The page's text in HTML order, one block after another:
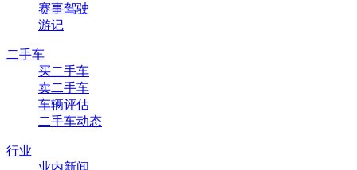
赛事驾驶
游记
二手车
买二手车
卖二手车
车辆评估
二手车动态
行业